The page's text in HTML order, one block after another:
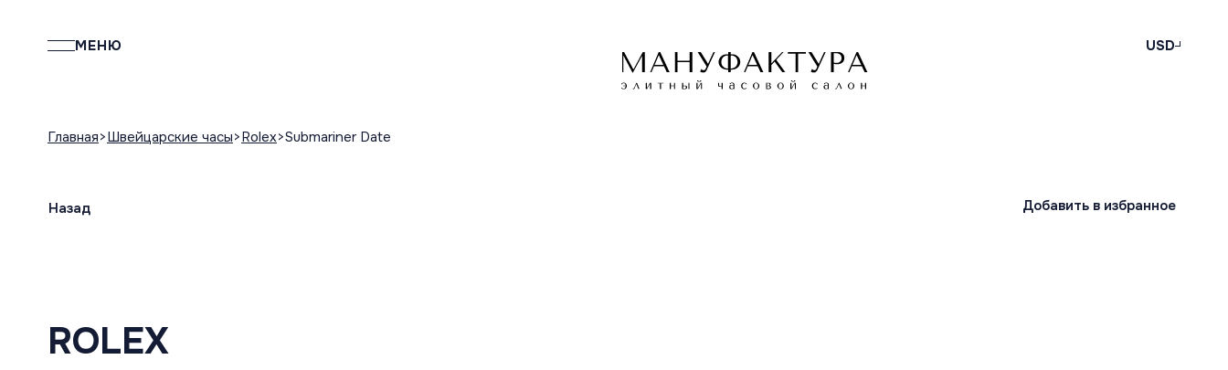
МЕНЮ USD
Главная Швейцарские часы Rolex Submariner Date
Назад Добавить в избранное
ROLEX